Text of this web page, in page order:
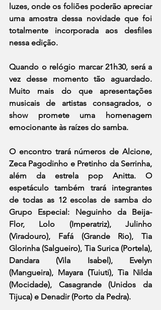
luzes, onde os foliões poderão apreciar
uma amostra dessa novidade que foi
totalmente incorporada aos desfiles
nessa edição.
Quando o relógio marcar 21h30, será a
vez desse momento tão aguardado.
Muito mais do que apresentações
musicais de artistas consagrados, o
show promete uma homenagem
emocionante às raízes do samba.
O encontro trará números de Alcione,
Zeca Pagodinho e Pretinho da Serrinha,
além da estrela pop Anitta. O
espetáculo também trará integrantes
de todas as 12 escolas de samba do
Grupo Especial: Neguinho da Beija-
Flor, Lolo (Imperatriz), Julinho
(Viradouro), Fafá (Grande Rio), Tia
Glorinha (Salgueiro), Tia Surica (Portela),
Dandara (Vila Isabel), Evelyn
(Mangueira), Mayara (Tuiuti), Tia Nilda
(Mocidade), Casagrande (Unidos da
Tijuca) e Denadir (Porto da Pedra).